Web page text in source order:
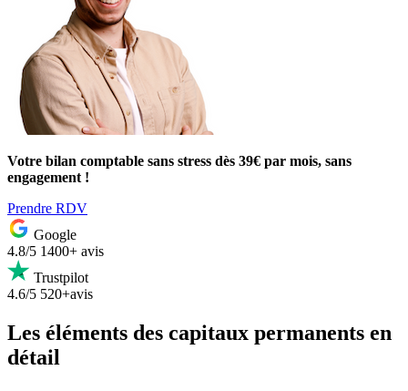
Votre bilan comptable sans stress dès 39€ par mois, sans
engagement !
Prendre RDV
Google
4.8/5 1400+ avis
Trustpilot
4.6/5 520+avis
Les éléments des capitaux permanents en
détail